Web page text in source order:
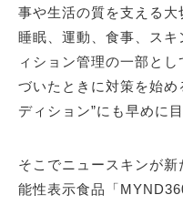
事や生活の質を支える大
睡眠、運動、食事、ス
ィション管理の一部と
づいたときに対策を始め
ディション”にも早めに
そこでニュースキンが
能性表示食品「